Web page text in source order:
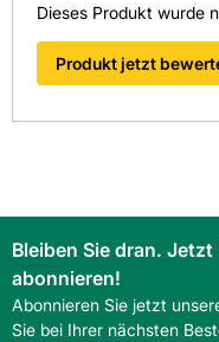
Dieses Produkt wurde
Produkt jetzt
Bleiben Sie dran.
abonnieren!
Abonnieren Sie jetzt
Sie bei Ihrer nächsten